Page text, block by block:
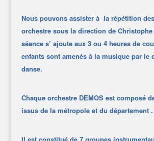
Nous pouvons assister à la répétition
orchestre sous la direction de Christophe
séance s’ ajoute aux 3 ou 4 heures de
enfants sont amenés à la musique par le
danse.
Chaque orchestre DEMOS est composé
issus de la métropole et du département .